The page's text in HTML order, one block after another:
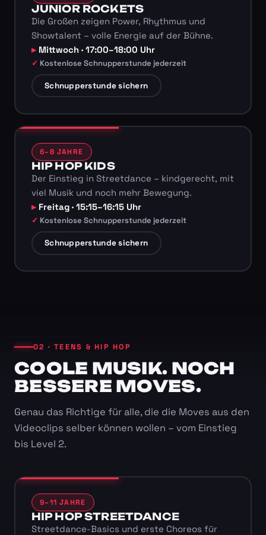
JUNIOR ROCKETS
Die Großen zeigen Power, Rhythmus und
Showtalent – volle Energie auf der Bühne.
Mittwoch · 17:00–18:00 Uhr
Kostenlose Schnupperstunde jederzeit
Schnupperstunde sichern
6–8 JAHRE
HIP HOP KIDS
Der Einstieg in Streetdance – kindgerecht, mit
viel Musik und noch mehr Bewegung.
Freitag · 15:15–16:15 Uhr
Kostenlose Schnupperstunde jederzeit
Schnupperstunde sichern
02 · TEENS & HIP HOP
COOLE MUSIK. NOCH
BESSERE MOVES.
Genau das Richtige für alle, die die Moves aus den
Videoclips selber können wollen – vom Einstieg
bis Level 2.
9–11 JAHRE
HIP HOP STREETDANCE
Streetdance-Basics und erste Choreos für